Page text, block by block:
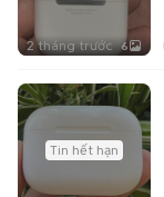
2 tháng trước 6
Tin hết hạn